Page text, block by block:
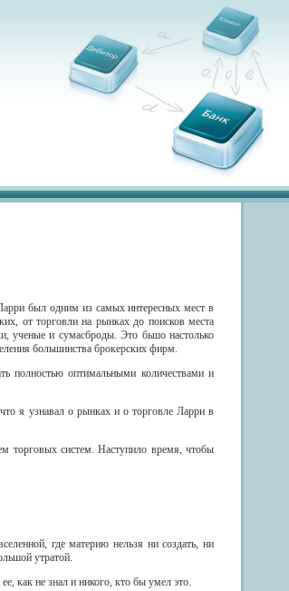
был одним из самых интересных мест в
от торговли на рынках до поисков места
ученые и сумасброды. Это бьшо настолько
большинства брокерских фирм.
полностью оптимальными количествами и
я узнавал о рынках и о торговле Ларри в
торговых систем. Наступило время, чтобы
где материю нельзя ни создать, ни
утратой.
как не знал и никого, кто бы умел это.